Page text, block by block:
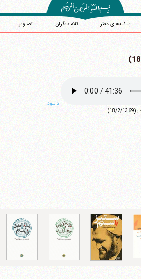
بیانیه‌های دفتر کلام دیگران تصاویر
دانلود
وب سایت رسمی آیت‌الله منتظری